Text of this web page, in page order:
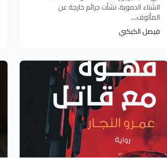
الشتاء الدموية، نشأت جرائم خارجة عن
المألوف،...
فيصل الكبكبي